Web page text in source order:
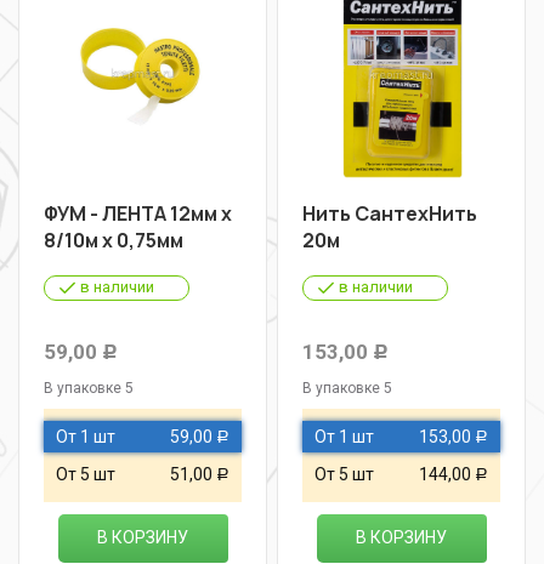
ФУМ - ЛЕНТА 12мм х
8/10м х 0,75мм
в наличии
59,00 Р
В упаковке 5
От 1 шт 59,00 Р
От 5 шт 51,00 Р
В КОРЗИНУ
Нить СантехНить
20м
в наличии
153,00 Р
В упаковке 5
От 1 шт 153,00 Р
От 5 шт 144,00 Р
В КОРЗИНУ